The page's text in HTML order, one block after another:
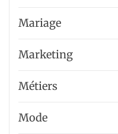
Mariage
Marketing
Métiers
Mode